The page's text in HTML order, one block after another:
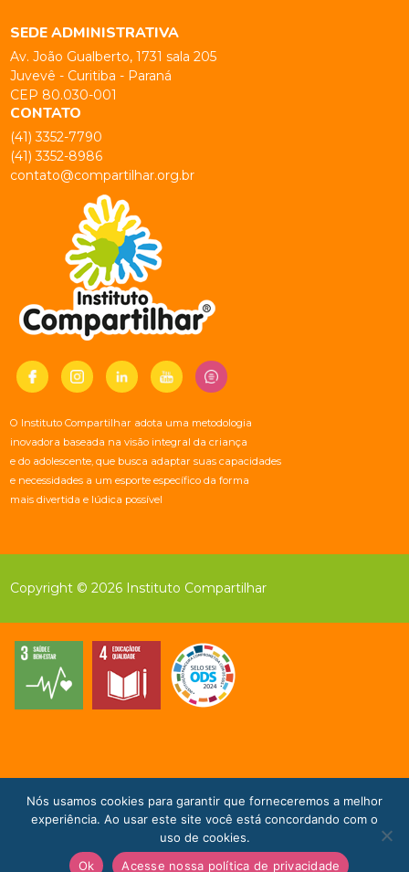
SEDE ADMINISTRATIVA
Av. João Gualberto, 1731 sala 205
Juvevê - Curitiba - Paraná
CEP 80.030-001
CONTATO
(41) 3352-7790
(41) 3352-8986
contato@compartilhar.org.br
O Instituto Compartilhar adota uma metodologia
inovadora baseada na visão integral da criança
e do adolescente, que busca adaptar suas capacidades
e necessidades a um esporte específico da forma
mais divertida e lúdica possível
Copyright © 2026 Instituto Compartilhar
Doe Agora!
Nós usamos cookies para garantir que forneceremos a melhor
experiência. Ao usar este site você está concordando com o
uso de cookies.
Ok
Acesse nossa política de privacidade